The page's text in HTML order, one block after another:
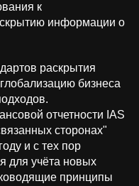
к
информации о
раскрытия
бизнеса
отчетности IAS
сторонах"
и с тех пор
для учёта новых
принципы